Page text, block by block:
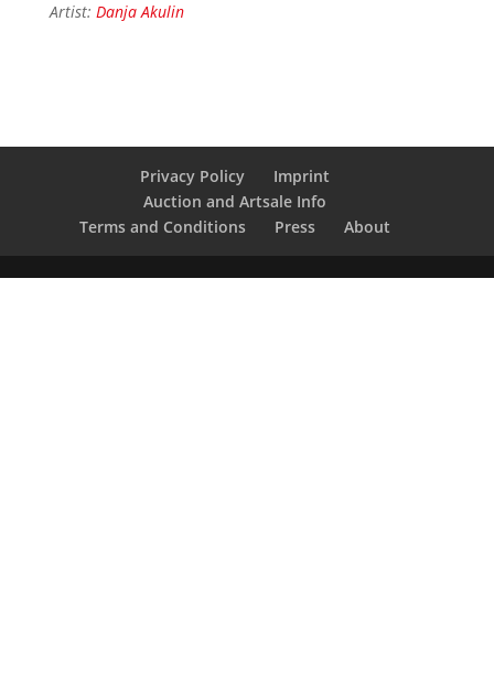
Artist: Danja Akulin
Privacy Policy
Imprint
Auction and Artsale Info
Terms and Conditions
Press About